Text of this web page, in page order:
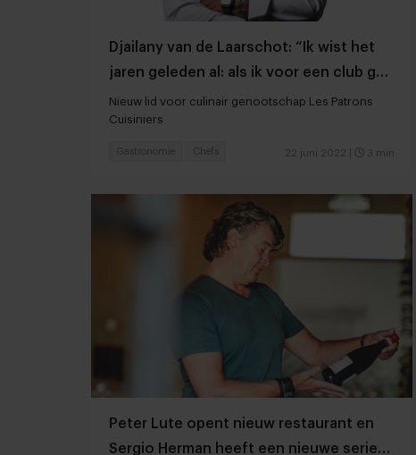
Djailany van de Laarschot: “Ik wist het
jaren geleden al: als ik voor een club ga,
zijn het de patrons”
Nieuw lid voor culinair genootschap Les Patrons
Cuisiniers
22 juni 2022 3 min
Gastronomie Chefs
Peter Lute opent nieuw restaurant en
Sergio Herman heeft een nieuwe serie